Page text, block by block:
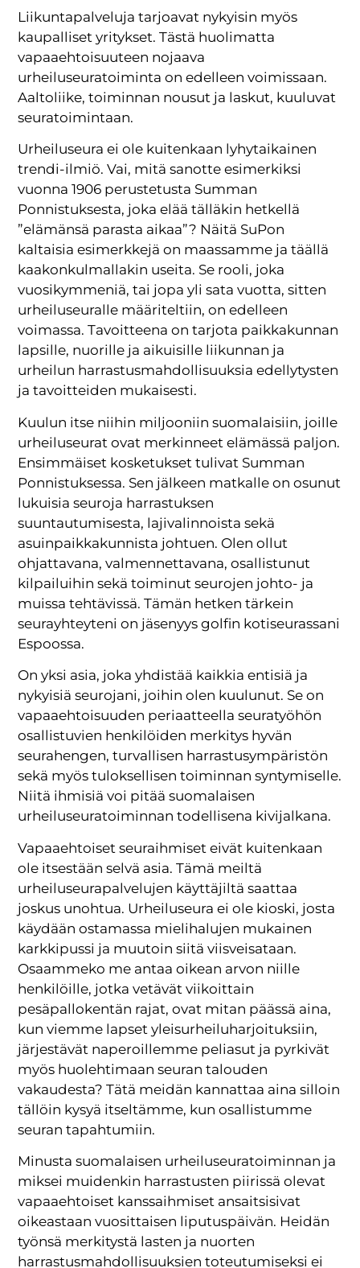
Liikuntapalveluja tarjoavat nykyisin myös
kaupalliset yritykset. Tästä huolimatta
vapaaehtoisuuteen nojaava
urheiluseuratoiminta on edelleen voimissaan.
Aaltoliike, toiminnan nousut ja laskut, kuuluvat
seuratoimintaan.
Urheiluseura ei ole kuitenkaan lyhytaikainen
trendi-ilmiö. Vai, mitä sanotte esimerkiksi
vuonna 1906 perustetusta Summan
Ponnistuksesta, joka elää tälläkin hetkellä
”elämänsä parasta aikaa”? Näitä SuPon
kaltaisia esimerkkejä on maassamme ja täällä
kaakonkulmallakin useita. Se rooli, joka
vuosikymmeniä, tai jopa yli sata vuotta, sitten
urheiluseuralle määriteltiin, on edelleen
voimassa. Tavoitteena on tarjota paikkakunnan
lapsille, nuorille ja aikuisille liikunnan ja
urheilun harrastusmahdollisuuksia edellytysten
ja tavoitteiden mukaisesti.
Kuulun itse niihin miljooniin suomalaisiin, joille
urheiluseurat ovat merkinneet elämässä paljon.
Ensimmäiset kosketukset tulivat Summan
Ponnistuksessa. Sen jälkeen matkalle on osunut
lukuisia seuroja harrastuksen
suuntautumisesta, lajivalinnoista sekä
asuinpaikkakunnista johtuen. Olen ollut
ohjattavana, valmennettavana, osallistunut
kilpailuihin sekä toiminut seurojen johto- ja
muissa tehtävissä. Tämän hetken tärkein
seurayhteyteni on jäsenyys golfin kotiseurassani
Espoossa.
On yksi asia, joka yhdistää kaikkia entisiä ja
nykyisiä seurojani, joihin olen kuulunut. Se on
vapaaehtoisuuden periaatteella seuratyöhön
osallistuvien henkilöiden merkitys hyvän
seurahengen, turvallisen harrastusympäristön
sekä myös tuloksellisen toiminnan syntymiselle.
Niitä ihmisiä voi pitää suomalaisen
urheiluseuratoiminnan todellisena kivijalkana.
Vapaaehtoiset seuraihmiset eivät kuitenkaan
ole itsestään selvä asia. Tämä meiltä
urheiluseurapalvelujen käyttäjiltä saattaa
joskus unohtua. Urheiluseura ei ole kioski, josta
käydään ostamassa mielihalujen mukainen
karkkipussi ja muutoin siitä viisveisataan.
Osaammeko me antaa oikean arvon niille
henkilöille, jotka vetävät viikoittain
pesäpallokentän rajat, ovat mitan päässä aina,
kun viemme lapset yleisurheiluharjoituksiin,
järjestävät naperoillemme peliasut ja pyrkivät
myös huolehtimaan seuran talouden
vakaudesta? Tätä meidän kannattaa aina silloin
tällöin kysyä itseltämme, kun osallistumme
seuran tapahtumiin.
Minusta suomalaisen urheiluseuratoiminnan ja
miksei muidenkin harrastusten piirissä olevat
vapaaehtoiset kanssaihmiset ansaitsisivat
oikeastaan vuosittaisen liputuspäivän. Heidän
työnsä merkitystä lasten ja nuorten
harrastusmahdollisuuksien toteutumiseksi ei